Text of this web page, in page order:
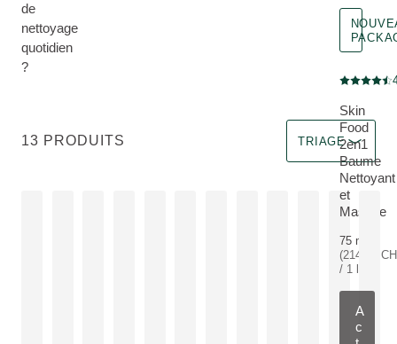
de
nettoyage
quotidien
?
13 PRODUITS
Trier par A un
TRIAGE
Nouveau
PLUS:
Skin
Food
2en1
Baume
Nettoyant
et
Masque
Note
75 ml
(214.66
/ 1 l)
A
c